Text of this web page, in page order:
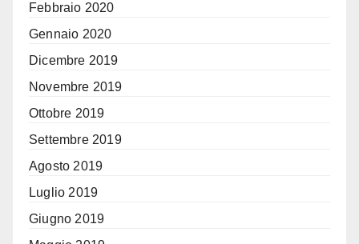
Febbraio 2020
Gennaio 2020
Dicembre 2019
Novembre 2019
Ottobre 2019
Settembre 2019
Agosto 2019
Luglio 2019
Giugno 2019